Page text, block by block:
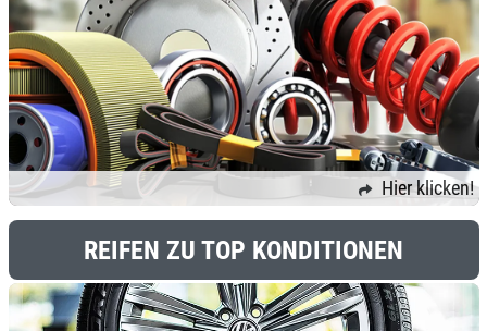
Hier klicken!
REIFEN ZU TOP KONDITIONEN